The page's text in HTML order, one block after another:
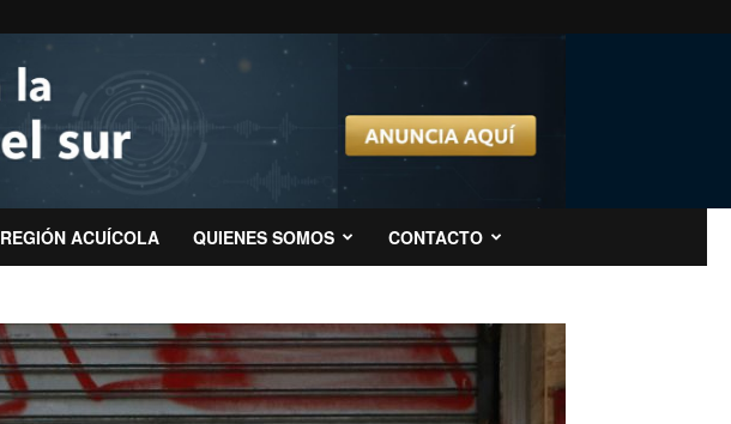
REGIÓN ACUÍCOLA QUIENES SOMOS CONTACTO